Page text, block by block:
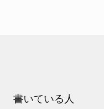
書いている人